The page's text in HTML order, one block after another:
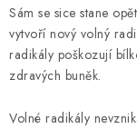
Sám se sice stane
vytvoří nový volný
radikály poškozují
zdravých buněk.
Volné radikály